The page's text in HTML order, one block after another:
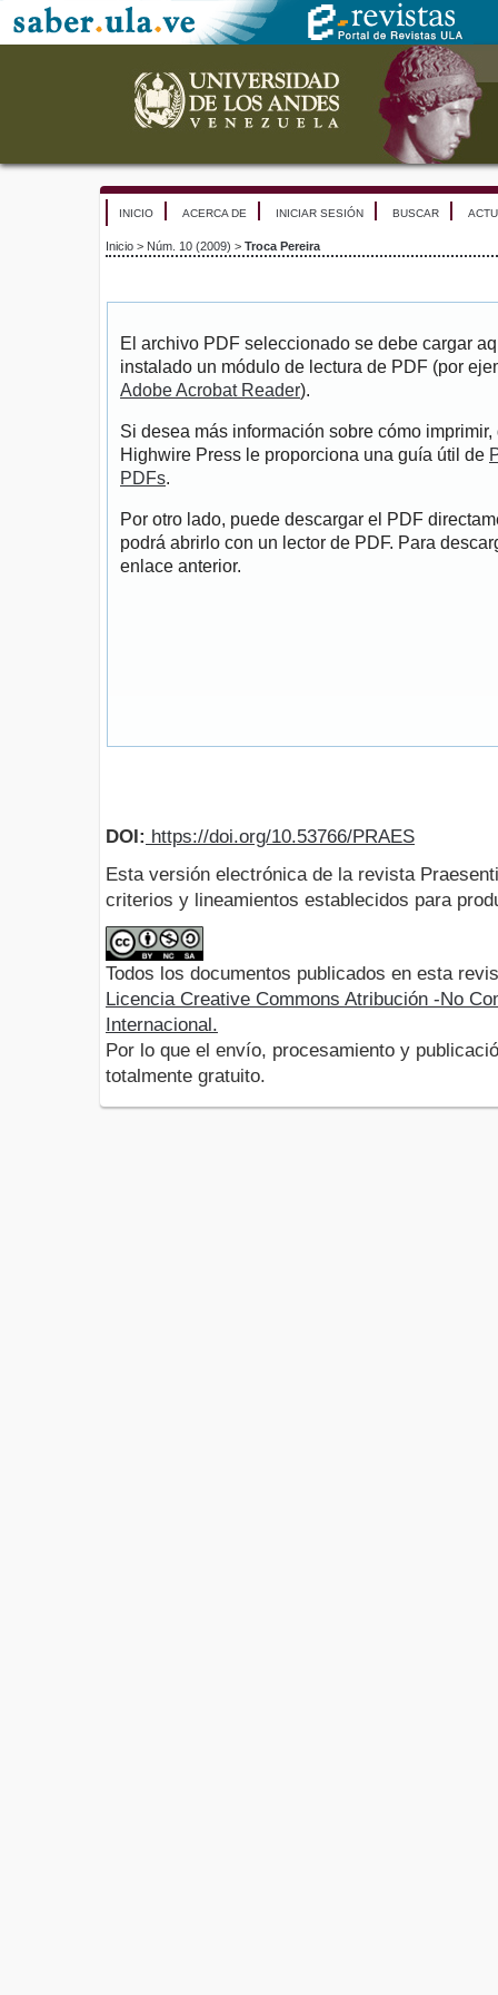
INICIO ACERCA DE INICIAR SESIÓN BUSCAR
Inicio > Núm. 10 (2009) > Troca Pereira
El archivo PDF seleccionado se debe cargar
instalado un módulo de lectura de PDF (por
Adobe Acrobat Reader).
Si desea más información sobre cómo
Highwire Press le proporciona una guía útil de
PDFs.
Por otro lado, puede descargar el PDF
podrá abrirlo con un lector de PDF. Para
enlace anterior.
DOI: https://doi.org/10.53766/PRAES
Esta versión electrónica de la revista
criterios y lineamientos establecidos para
Todos los documentos publicados en esta
Licencia Creative Commons Atribución -No
Internacional.
Por lo que el envío, procesamiento y
totalmente gratuito.